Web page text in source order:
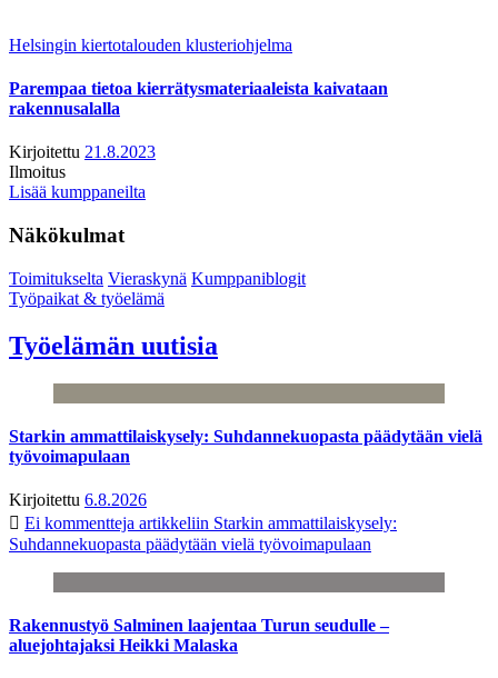
Helsingin kiertotalouden klusteriohjelma
Parempaa tietoa kierrätysmateriaaleista kaivataan
rakennusalalla
Kirjoitettu 21.8.2023
Ilmoitus
Lisää kumppaneilta
Näkökulmat
Toimitukselta Vieraskynä Kumppaniblogit
Työpaikat & työelämä
Työelämän uutisia
Starkin ammattilaiskysely: Suhdannekuopasta päädytään vielä
työvoimapulaan
Kirjoitettu 6.8.2026
Ei kommentteja artikkeliin Starkin ammattilaiskysely:
Suhdannekuopasta päädytään vielä työvoimapulaan
Rakennustyö Salminen laajentaa Turun seudulle –
aluejohtajaksi Heikki Malaska